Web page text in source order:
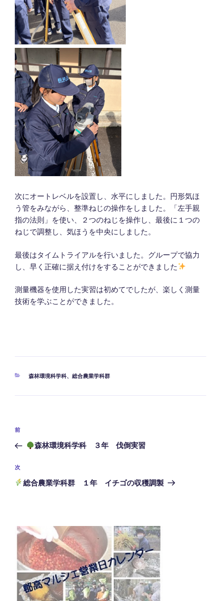
次にオートレベルを設置し、水平にしました。円形気ほ
う管をみながら、整準ねじの操作をしました。「左手親
指の法則」を使い、２つのねじを操作し、最後に１つの
ねじで調整し、気ほうを中央にしました。
最後はタイムトライアルを行いました。グループで協力
し、早く正確に据え付けをすることができました
測量機器を使用した実習は初めてでしたが、楽しく測量
技術を学ぶことができました。
カ
森林環境科学科、 総合農業学科群
投
ナ
ビ
ゲ
ン
前
の
稿
前
森林環境科学科 ３年 伐倒実習
次
の
次
総合農業学科群 １年 イチゴの収穫調製